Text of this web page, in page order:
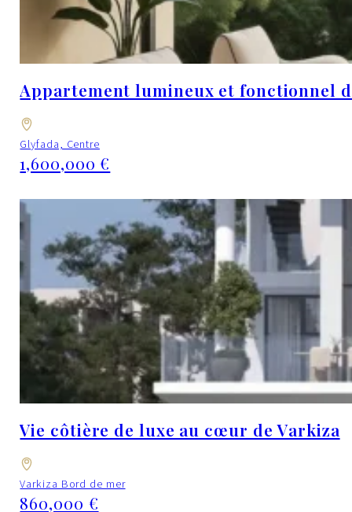
Appartement lumineux et fonctionnel
Glyfada, Centre
1,600,000 €
Vie côtière de luxe au cœur de Varkiza
Varkiza Bord de mer
860,000 €